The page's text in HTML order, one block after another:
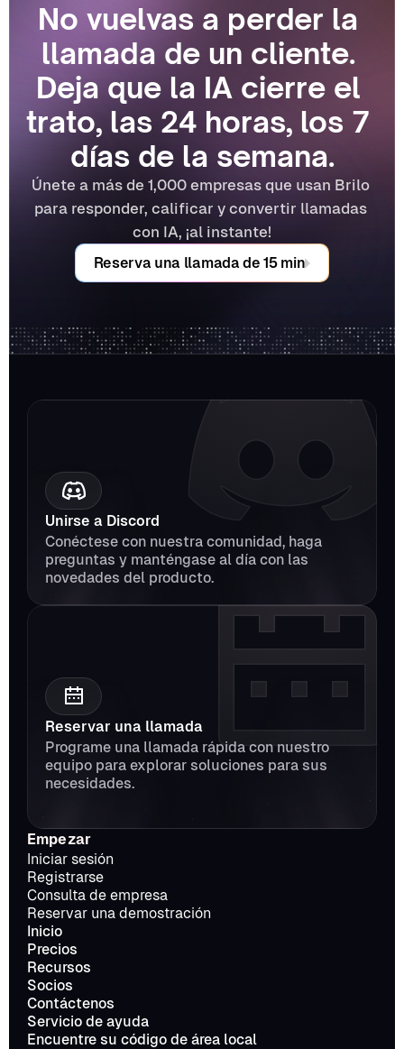
No vuelvas a perder la
llamada de un cliente.
Deja que la IA cierre el
trato, las 24 horas, los 7
días de la semana.
Únete a más de 1,000 empresas que usan Brilo
para responder, calificar y convertir llamadas
con IA, ¡al instante!
Reserva una llamada de 15 min
Unirse a Discord
Conéctese con nuestra comunidad, haga
preguntas y manténgase al día con las
novedades del producto.
Reservar una llamada
Programe una llamada rápida con nuestro
equipo para explorar soluciones para sus
necesidades.
Empezar
Iniciar sesión
Registrarse
Consulta de empresa
Reservar una demostración
Inicio
Precios
Recursos
Socios
Contáctenos
Servicio de ayuda
Encuentre su código de área local